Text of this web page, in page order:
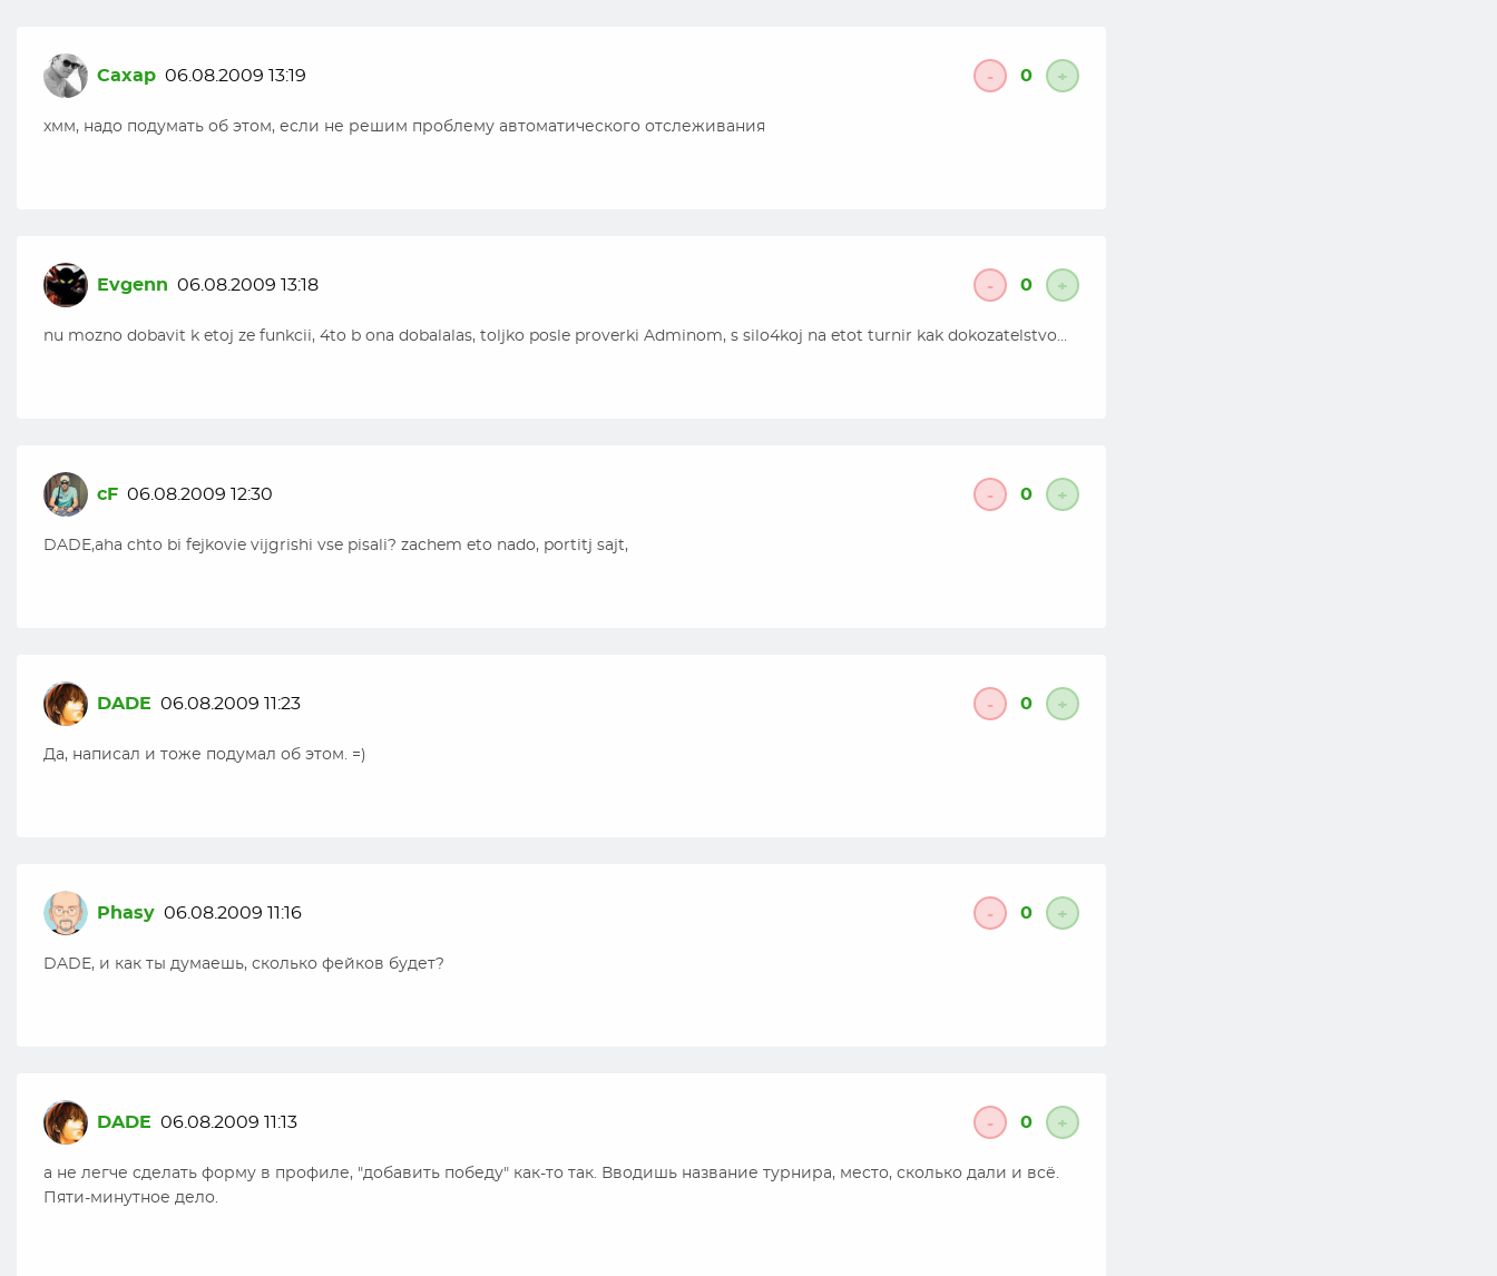
Caxap 06.08.2009 13:19 - 0 +
хмм, надо подумать об этом, если не решим проблему автоматического отслеживания
Evgenn 06.08.2009 13:18 - 0 +
nu mozno dobavit k etoj ze funkcii, 4to b ona dobalalas, toljko posle proverki Adminom, s silo4koj na etot turnir kak dokozatelstvo…
cF 06.08.2009 12:30 - 0 +
DADE,aha chto bi fejkovie vijgrishi vse pisali? zachem eto nado, portitj sajt,
DADE 06.08.2009 11:23 - 0 +
Да, написал и тоже подумал об этом. =)
Phasy 06.08.2009 11:16 - 0 +
DADE, и как ты думаешь, сколько фейков будет?
DADE 06.08.2009 11:13 - 0 +
а не легче сделать форму в профиле, "добавить победу" как-то так. Вводишь название турнира, место, сколько дали и всё.
Пяти-минутное дело.